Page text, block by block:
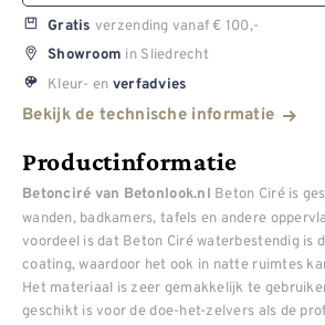
Gratis verzending vanaf € 100,-
Showroom in Sliedrecht
Kleur- en verfadvies
Bekijk de technische informatie
Productinformatie
Betonciré van Betonlook.nl Beton Ciré is
wanden, badkamers, tafels en andere
voordeel is dat Beton Ciré waterbestendig is
coating, waardoor het ook in natte ruimtes
Het materiaal is zeer gemakkelijk te
geschikt is voor de doe-het-zelvers als de